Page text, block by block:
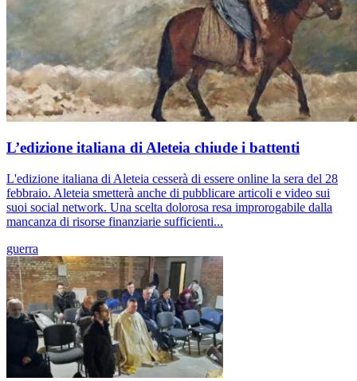
L’edizione italiana di Aleteia chiude i battenti
L'edizione italiana di Aleteia cesserà di essere online la sera del 28
febbraio. Aleteia smetterà anche di pubblicare articoli e video sui
suoi social network. Una scelta dolorosa resa improrogabile dalla
mancanza di risorse finanziarie sufficienti...
guerra